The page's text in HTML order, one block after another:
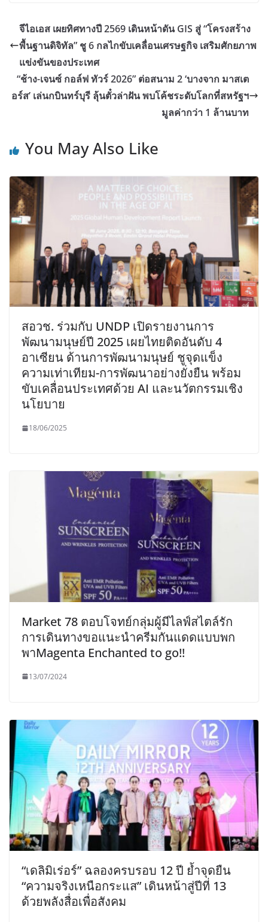
จีไอเอส เผยทิศทางปี 2569 เดินหน้าดัน GIS สู่ “โครงสร้าง
พื้นฐานดิจิทัล” ชู 6 กลไกขับเคลื่อนเศรษฐกิจ เสริมศักยภาพ
แข่งขันของประเทศ
“ช้าง-เจนซ์ กอล์ฟ ทัวร์ 2026” ต่อสนาม 2 ‘บางจาก มาสเต
อร์ส’ เล่นกบินทร์บุรี ลุ้นตั๋วล่าฝัน พบโค้ชระดับโลกที่สหรัฐฯ
มูลค่ากว่า 1 ล้านบาท
You May Also Like
สอวช. ร่วมกับ UNDP เปิดรายงานการ
พัฒนามนุษย์ปี 2025 เผยไทยติดอันดับ 4
อาเซียน ด้านการพัฒนามนุษย์ ชูจุดแข็ง
ความเท่าเทียม-การพัฒนาอย่างยั่งยืน พร้อม
ขับเคลื่อนประเทศด้วย AI และนวัตกรรมเชิง
นโยบาย
18/06/2025
Market 78 ตอบโจทย์กลุ่มผู้มีไลฟ์สไตล์รัก
การเดินทางขอแนะนำครีมกันแดดแบบพก
พาMagenta Enchanted to go!!
13/07/2024
“เดลิมิเร่อร์” ฉลองครบรอบ 12 ปี ย้ำจุดยืน
“ความจริงเหนือกระแส” เดินหน้าสู่ปีที่ 13
ด้วยพลังสื่อเพื่อสังคม